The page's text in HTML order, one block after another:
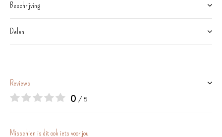
Beschrijving
Delen
Reviews
0 / 5
Misschien is dit ook iets voor jou